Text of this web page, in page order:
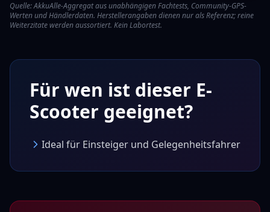
Quelle:AkkuAlle-Aggregat aus unabhängigen Fachtests, Community-GPS-
Werten und Händlerdaten. Herstellerangaben dienen nur als Referenz; reine
Weiterzitate werden aussortiert. Kein Labortest.
Für wen ist dieser E-
Scooter geeignet?
Ideal für Einsteiger und Gelegenheitsfahrer